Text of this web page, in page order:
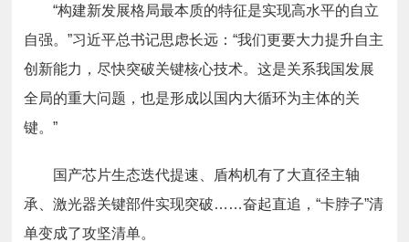
“构建新发展格局最本质的特征是实现高水平的自立
自强。”习近平总书记思虑长远：“我们更要大力提升自主
创新能力，尽快突破关键核心技术。这是关系我国发展
全局的重大问题，也是形成以国内大循环为主体的关
键。”
国产芯片生态迭代提速、盾构机有了大直径主轴
承、激光器关键部件实现突破……奋起直追，“卡脖子”清
单变成了攻坚清单。